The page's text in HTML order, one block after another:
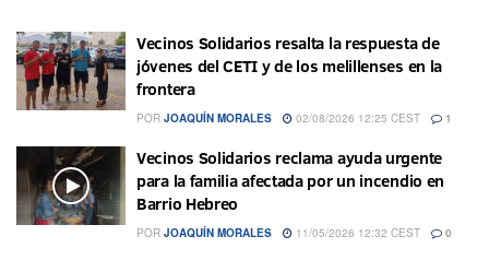
Vecinos Solidarios resalta la respuesta de
jóvenes del CETI y de los melillenses en la
frontera
POR JOAQUÍN MORALES 02/08/2026 12:25 CEST 1
Vecinos Solidarios reclama ayuda urgente
para la familia afectada por un incendio en
Barrio Hebreo
POR JOAQUÍN MORALES 11/05/2026 12:32 CEST 0